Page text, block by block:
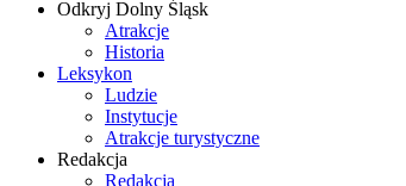
Odkryj Dolny Śląsk
Atrakcje
Historia
Leksykon
Ludzie
Instytucje
Atrakcje turystyczne
Redakcja
Redakcja